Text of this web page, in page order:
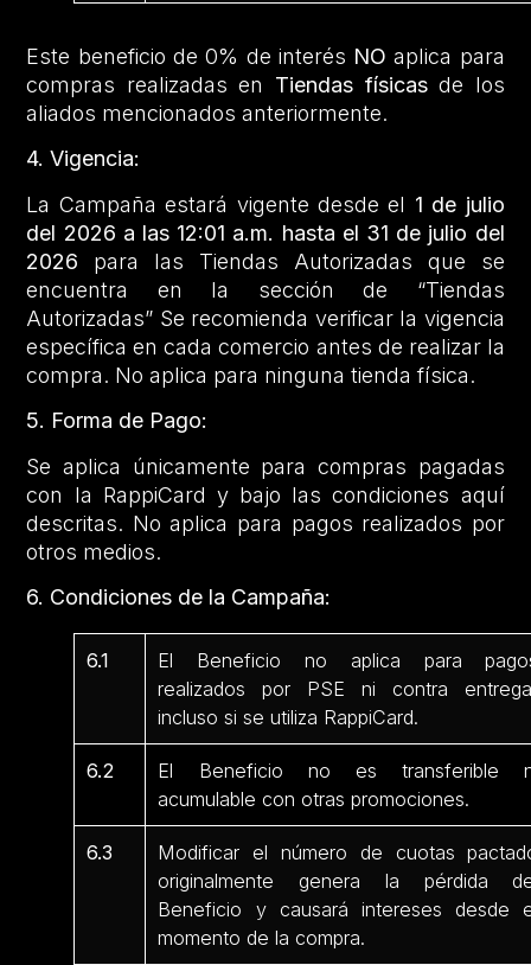
Este beneficio de 0% de interés NOaplica para
compras realizadas en Tiendas físicasde los
aliados mencionados anteriormente.
4. Vigencia:
La Campaña estará vigente desde el 1 de julio
del 2026 a las 12:01 a.m. hasta el 31 de julio del
2026 para las Tiendas Autorizadas que se
encuentra en la sección de “Tiendas
Autorizadas” Se recomienda verificar la vigencia
específica en cada comercio antes de realizar la
compra. No aplica para ninguna tienda física.
5. Forma de Pago:
Se aplica únicamente para compras pagadas
con la RappiCard y bajo las condiciones aquí
descritas. No aplica para pagos realizados por
otros medios.
6. Condiciones de la Campaña:
6.1
El Beneficio no aplica para
realizados por PSE ni contra
incluso si se utiliza RappiCard.
6.2
El Beneficio no es transferible
acumulable con otras promociones.
6.3
Modificar el número de cuotas
originalmente genera la pérdida
Beneficio y causará intereses desde
momento de la compra.